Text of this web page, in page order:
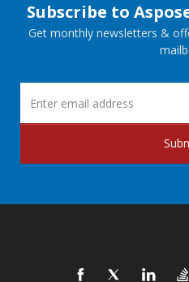
Subscribe to
Get monthly newsletters &